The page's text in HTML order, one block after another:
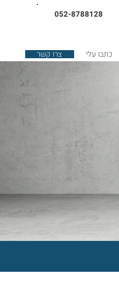
052-8788128
כתבו עלי צרו קשר